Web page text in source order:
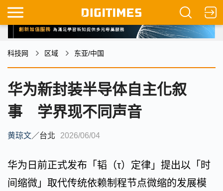
科技网 区域 东亚/中国
华为新封装半导体自主化叙
事 学界现不同声音
黄琼文／台北 2026/06/04
华为日前正式发布「韬（τ）定律」提出以「时
间缩微」取代传统依赖制程节点微缩的发展模